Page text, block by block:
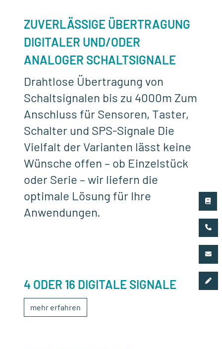
ZUVERLÄSSIGE ÜBERTRAGUNG
DIGITALER UND/ODER
ANALOGER SCHALTSIGNALE
Drahtlose Übertragung von
Schaltsignalen bis zu 4000m Zum
Anschluss für Sensoren, Taster,
Schalter und SPS-Signale Die
Vielfalt der Varianten lässt keine
Wünsche offen – ob Einzelstück
oder Serie – wir liefern die
optimale Lösung für Ihre
Anwendungen.
4 ODER 16 DIGITALE SIGNALE
mehr erfahren